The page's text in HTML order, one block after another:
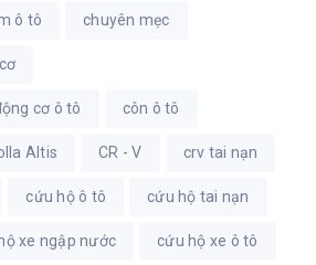
ô tô chuyên mẹc
cơ ô tô côn ô tô
Altis CR - V crv tai nạn
cứu hộ ô tô cứu hộ tai nạn
xe ngập nước cứu hộ xe ô tô